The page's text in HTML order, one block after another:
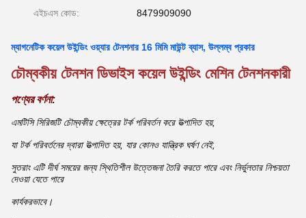
এইচএস কোড: 8479909090
ম্যাগনেটিক কয়েল উইন্ডিং ওয়্যার টেনশনার 16 মিমি মাউন্ট ব্যাস, উল্লম্ব প্রকার
চৌম্বকীয় টেনশন ডিভাইস কয়েল উইন্ডিং মেশিন টেনশনকারী
পণ্যের বর্ণনা:
এমটিসি সিরিজটি চৌম্বকীয় ক্ষেত্রের টর্ক পরিবর্তন করে উত্পাদিত হয়,
যা টর্ক পরিবর্তনের দ্বারা উত্পাদিত হয়, যার কোনও যান্ত্রিক ঘর্ষণ নেই,
সুতরাং এটি দীর্ঘ সময়ের জন্য স্থিতিশীল উত্তেজনা তৈরি করতে পারে এবং নির্ভুলতার নিশ্চয়তা
দেওয়া যেতে পারে
কার্যকরভাবে।